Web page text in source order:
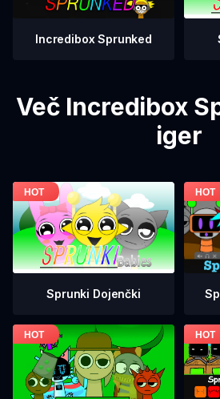
Incredibox Sprunked
Več Incredibox
iger
Sprunki Dojenčki